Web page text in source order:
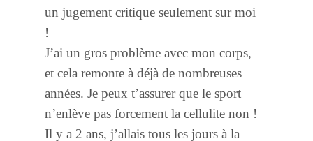
un jugement critique seulement sur moi
!
J’ai un gros problème avec mon corps,
et cela remonte à déjà de nombreuses
années. Je peux t’assurer que le sport
n’enlève pas forcement la cellulite non !
Il y a 2 ans, j’allais tous les jours à la